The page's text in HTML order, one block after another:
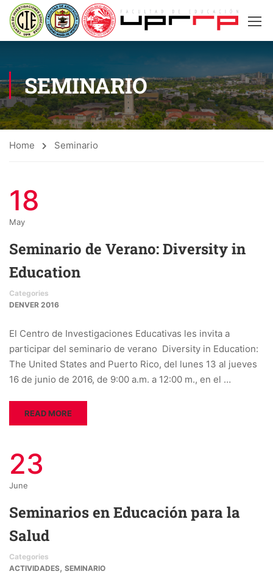
SEMINARIO
Home Seminario
18
May
Seminario de Verano: Diversity in
Education
Categories
DENVER 2016
El Centro de Investigaciones Educativas les invita a
participar del seminario de verano Diversity in Education:
The United States and Puerto Rico, del lunes 13 al jueves
16 de junio de 2016, de 9:00 a.m. a 12:00 m., en el …
READ MORE
23
June
Seminarios en Educación para la
Salud
Categories
ACTIVIDADES, SEMINARIO